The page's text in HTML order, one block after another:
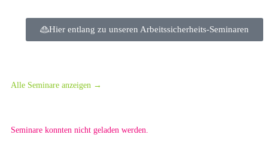
Hier entlang zu unseren Arbeitssicherheits-Seminaren
Alle Seminare anzeigen →
Seminare konnten nicht geladen werden.